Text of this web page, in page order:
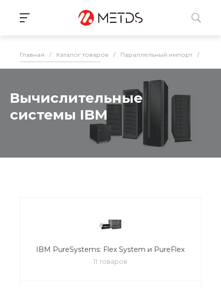
Главная / Каталог товаров / Параллельный импорт /
Вычислительные
системы IBM
IBM PureSystems: Flex System и PureFlex
11 товаров